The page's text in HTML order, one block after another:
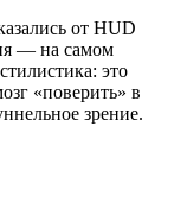
от HUD
— на самом
это
«поверить» в
зрение.